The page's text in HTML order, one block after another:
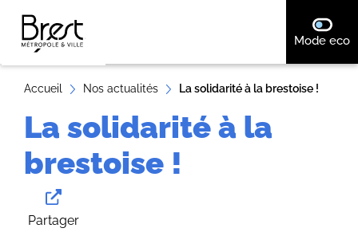
e
r
u
o
Mode eco
Accueil Nos actualités La solidarité à la brestoise !
La solidarité à la
brestoise !
Partager